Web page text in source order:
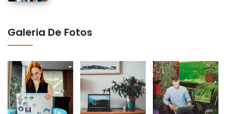
Galeria De Fotos